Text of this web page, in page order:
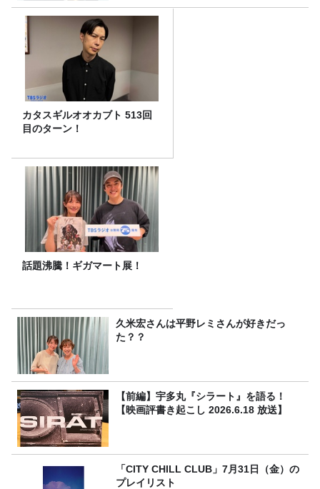
カタスギルオオカブト 513回
目のターン！
話題沸騰！ギガマート展！
久米宏さんは平野レミさんが好きだっ
た？？
【前編】宇多丸『シラート』を語る！
【映画評書き起こし 2026.6.18 放送】
「CITY CHILL CLUB」7月31日（金）の
プレイリスト